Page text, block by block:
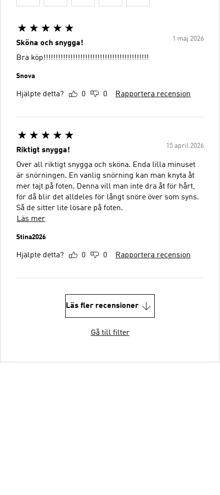
1 maj 2026
Sköna och snygga!
Bra köp!!!!!!!!!!!!!!!!!!!!!!!!!!!!!!!!!!!!!!!!!!!
Snova
Hjälpte detta? 0 0 Rapportera recension
15 april 2026
Riktigt snygga!
Over all riktigt snygga och sköna. Enda lilla minuset
är snörningen. En vanlig snörning kan man knyta åt
mer tajt på foten. Denna vill man inte dra åt för hårt,
för då blir det alldeles för långt snöre över som syns.
Så de sitter lite lösare på foten.
Läs mer
Stina2026
Hjälpte detta? 0 0 Rapportera recension
Läs fler recensioner
Gå till filter